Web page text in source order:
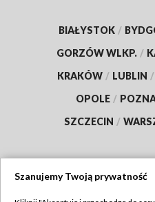
BIAŁYSTOK /
GORZÓW WLKP. /
KRAKÓW / LUBLIN /
OPOLE /
SZCZECIN /
Szanujemy Twoją prywatność